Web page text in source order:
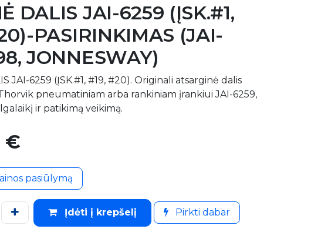
DALIS JAI-6259 (ĮSK.#1,
PASIRINKIMAS (JAI-
JONNESWAY)
JAI-6259 (ĮSK.#1, #19, #20). Originali atsarginė dalis
pneumatiniam arba rankiniam įrankiui JAI-6259,
ir patikimą veikimą.
€
pasiūlymą
Įdėti į krepšelį Pirkti dabar